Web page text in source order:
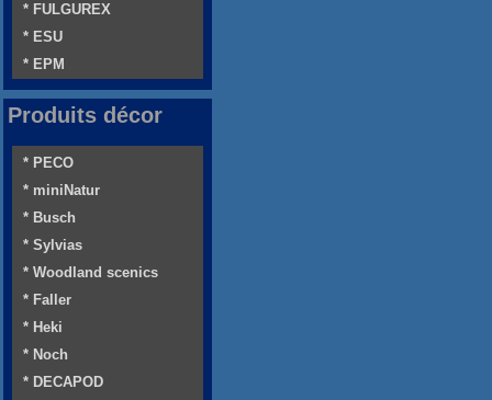
* FULGUREX
* ESU
* EPM
Produits décor
* PECO
* miniNatur
* Busch
* Sylvias
* Woodland scenics
* Faller
* Heki
* Noch
* DECAPOD